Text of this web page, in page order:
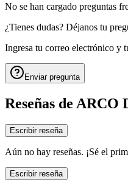
No se han cargado preguntas
¿Tienes dudas? Déjanos tu
Ingresa tu correo electrónico y
Enviar pregunta
Reseñas de ARCO
Escribir reseña
Aún no hay reseñas. ¡Sé el
Escribir reseña